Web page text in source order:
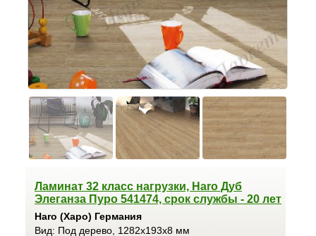
Ламинат 32 класс нагрузки, Haro Дуб
Элеганза Пуро 541474, срок службы - 20 лет
Haro (Харо) Германия
Вид: Под дерево, 1282x193x8 мм